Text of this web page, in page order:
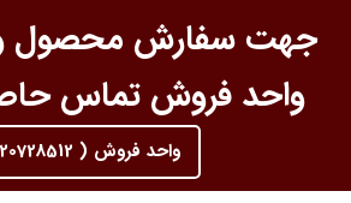
جهت سفارش محصول و
واحد فروش تماس
واحد فروش ( 09120728512 )